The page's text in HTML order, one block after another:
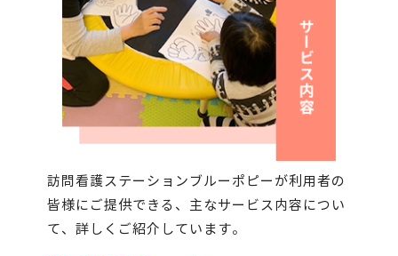
訪問看護ステーションブルーポピーが利用者の
皆様にご提供できる、主なサービス内容につい
て、詳しくご紹介しています。